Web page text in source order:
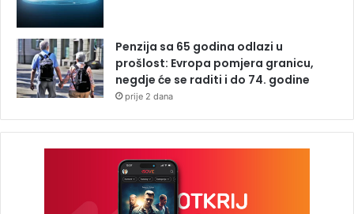
Penzija sa 65 godina odlazi u
prošlost: Evropa pomjera granicu,
negdje će se raditi i do 74. godine
prije 2 dana